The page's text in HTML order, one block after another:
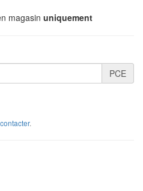
magasin uniquement
PCE
contacter.